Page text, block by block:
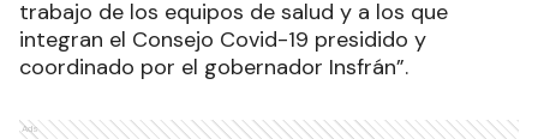
trabajo de los equipos de salud y a los que
integran el Consejo Covid-19 presidido y
coordinado por el gobernador Insfrán”.
Ads